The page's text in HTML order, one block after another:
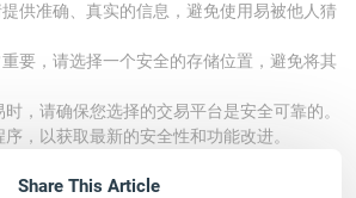
供准确、真实的信息，避免使用易被他人猜
要，请选择一个安全的存储位置，避免将其
，请确保您选择的交易平台是安全可靠的。
，以获取最新的安全性和功能改进。
Share This Article